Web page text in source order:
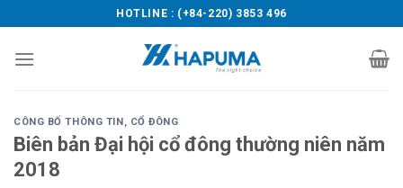
to
content
HOTLINE : (+84-220) 3853 496
CÔNG BỐ THÔNG TIN, CỔ ĐÔNG
Biên bản Đại hội cổ đông thường niên năm
2018